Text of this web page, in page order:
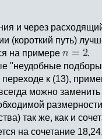
и через
(короткий путь)
на примере
.
"неудобные
к (13),
можно
так же, как и
на сочетание